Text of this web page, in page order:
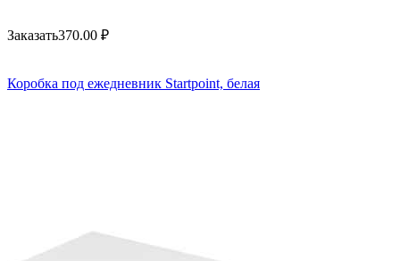
Заказать370.00 ₽
Коробка под ежедневник Startpoint, белая